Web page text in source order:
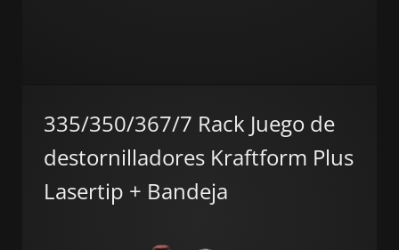
335/350/367/7 Rack Juego de
destornilladores Kraftform Plus
Lasertip + Bandeja